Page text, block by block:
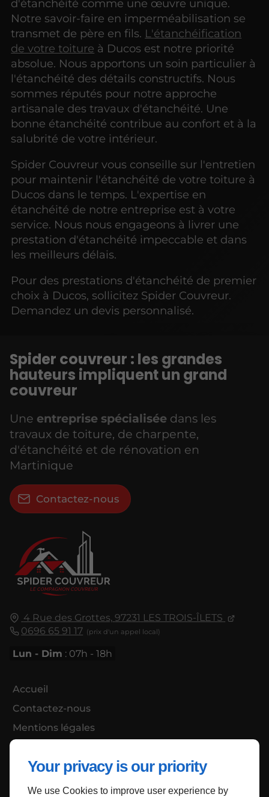
Your privacy is our priority
We use Cookies to improve user experience by
d'étanchéité comme une œuvre unique.
Notre savoir-faire en imperméabilisation se
transmet de père en fils. L'étanchéification
de votre toiture à Ducos est notre priorité
absolue. Nous apportons un soin particulier à
l'étanchéité des détails constructifs. Nous
sommes réputés pour notre approche
artisanale des travaux d'étanchéité. Une
bonne étanchéité contribue au confort et à la
salubrité de votre intérieur.
Spider Couvreur vous conseille sur l'entretien
pour maintenir l'étanchéité de votre toiture à
Ducos dans le temps. L'expertise en
étanchéité de notre entreprise est à votre
service. Nous nous engageons à livrer une
prestation d'étanchéité impeccable et dans
les meilleurs délais.
Pour des prestations d'étanchéité de premier
choix à Ducos, sollicitez Spider Couvreur.
Demandez un devis personnalisé.
4 Rue des Grottes, 97231 LES TROIS-ÎLETS
0696 65 91 17
Lun - Dim : 07h - 18h
Accueil
Contactez-nous
Mentions légales
Spider couvreur : les grandes
hauteurs impliquent un grand
couvreur
Une entreprise spécialisée dans les
travaux de toiture, de charpente,
d'étanchéité et de rénovation en
Martinique
Contactez-nous